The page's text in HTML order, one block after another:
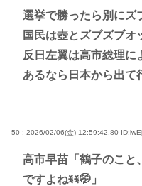
選挙で勝ったら別にズ
国民は壺とズブズブオ
反日左翼は高市総理に
あるなら日本から出て
50 : 2026/02/06(金) 12:59:42.80
高市早苗「鶴子のこと
ですよねꉂꉂ🤭」